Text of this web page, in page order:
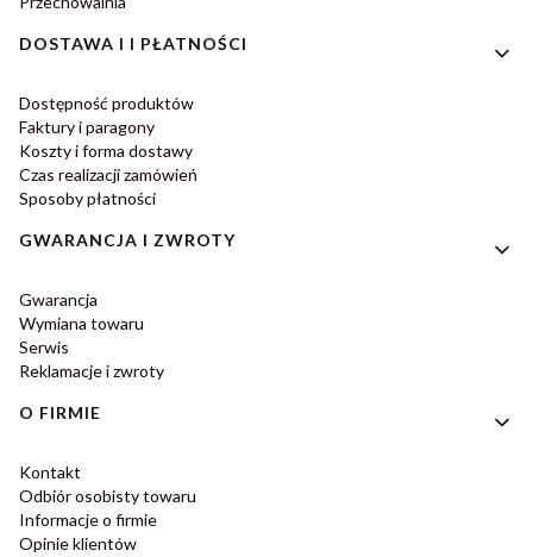
DOSTAWA I I PŁATNOŚCI
Dostępność produktów
Faktury i paragony
Koszty i forma dostawy
Czas realizacji zamówień
Sposoby płatności
GWARANCJA I ZWROTY
Gwarancja
Wymiana towaru
Serwis
Reklamacje i zwroty
O FIRMIE
Kontakt
Odbiór osobisty towaru
Informacje o firmie
Opinie klientów